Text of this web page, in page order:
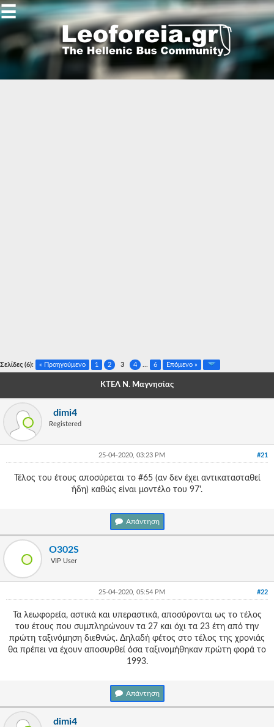
Gallery
-
-
-
-
-
-
Γεια
σου,
Επισκέπτη!
Εγγραφή
☰
Σελίδες (6): « Προηγούμενο 1 2 3 4 6 Επόμενο »
ΚΤΕΛ Ν. Μαγνησίας
dimi4
Registered
#21
25-04-2020, 03:23 PM
Τέλος του έτους αποσύρεται το #65 (αν δεν έχει αντικατασταθεί
ήδη) καθώς είναι μοντέλο του 97'.
Απάντηση
O302S
VIP User
#22
25-04-2020, 05:54 PM
Τα λεωφορεία, αστικά και υπεραστικά, αποσύρονται ως το τέλος
του έτους που συμπληρώνουν τα 27 και όχι τα 23 έτη από την
πρώτη ταξινόμηση διεθνώς. Δηλαδή φέτος στο τέλος της χρονιάς
θα πρέπει να έχουν αποσυρθεί όσα ταξινομήθηκαν πρώτη φορά το
1993.
Απάντηση
dimi4